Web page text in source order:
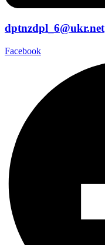
dptnzdpl_6@ukr.net
Facebook